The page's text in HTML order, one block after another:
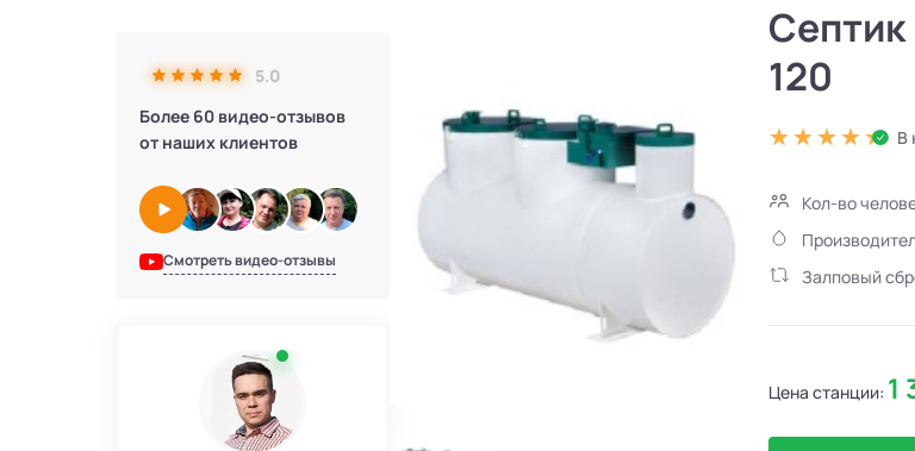
5.0
Более 60 видео-отзывов
от наших клиентов
Смотреть видео-отзывы
120
В
Кол-во
Залповый
Цена станции: 1